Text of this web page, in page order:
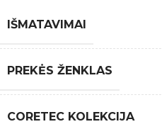
IŠMATAVIMAI
PREKĖS ŽENKLAS
CORETEC KOLEKCIJA